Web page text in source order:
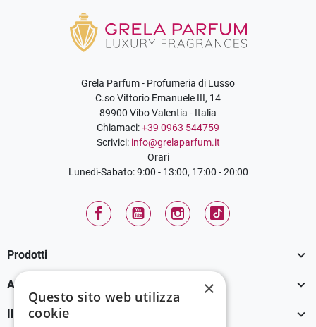
Grela Parfum - Profumeria di Lusso
C.so Vittorio Emanuele III, 14
89900 Vibo Valentia - Italia
Chiamaci:+39 0963 544759
Scrivici: info@grelaparfum.it
Orari
Lunedì-Sabato: 9:00 - 13:00, 17:00 - 20:00
FacebookYouTube InstagramTikTok
Prodotti 
Assistenza Clienti 
Il tuo account 
×
Questo sito web utilizza
cookie